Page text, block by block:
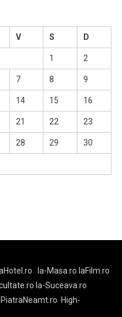
V S D
1 2
7 8 9
14 15 16
21 22 23
28 29 30
la-Masa.ro laFilm.ro
la-Suceava.ro
High-